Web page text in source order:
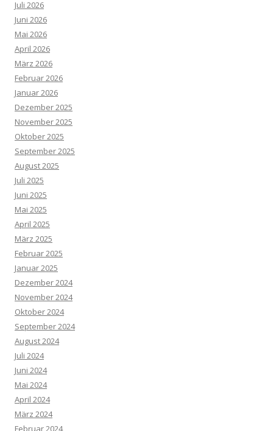
Juli 2026
Juni 2026
Mai 2026
April 2026
März 2026
Februar 2026
Januar 2026
Dezember 2025
November 2025
Oktober 2025
September 2025
August 2025
Juli 2025
Juni 2025
Mai 2025
April 2025
März 2025
Februar 2025
Januar 2025
Dezember 2024
November 2024
Oktober 2024
September 2024
August 2024
Juli 2024
Juni 2024
Mai 2024
April 2024
März 2024
Februar 2024